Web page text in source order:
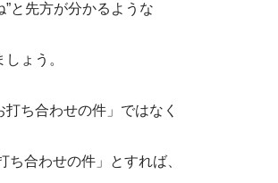
”と先方が分かるような
ょう。
ち合わせの件」ではなく
ち合わせの件」とすれば、